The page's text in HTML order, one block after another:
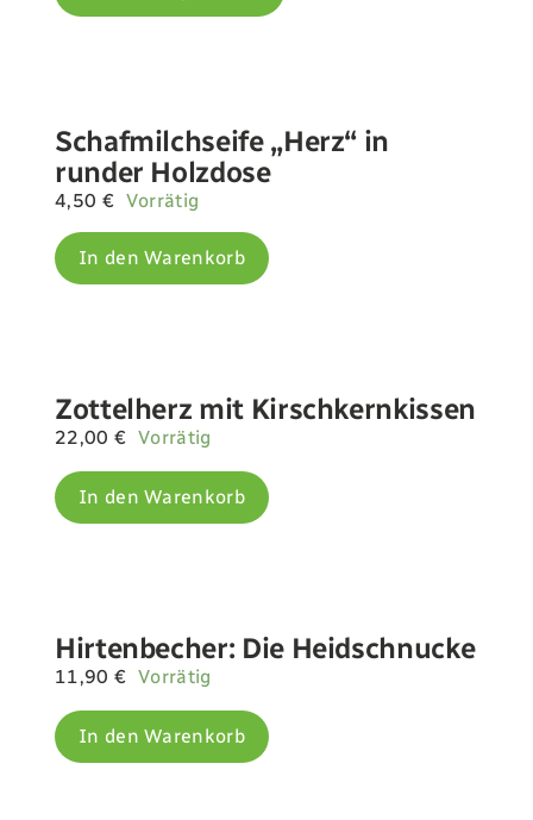
Die
Optionen
Schafmilchseife „Herz“ in
runder Holzdose
4,50 € Vorrätig
In den Warenkorb
Zottelherz mit Kirschkernkissen
22,00 € Vorrätig
In den Warenkorb
Hirtenbecher: Die Heidschnucke
11,90 € Vorrätig
In den Warenkorb